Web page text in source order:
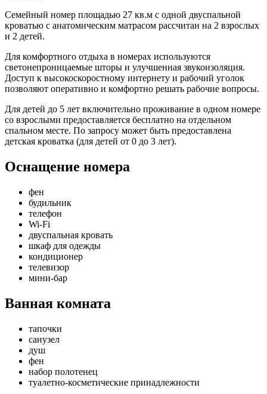
Семейный номер площадью 27 кв.м с одной двуспальной
кроватью с анатомическим матрасом рассчитан на 2 взрослых
и 2 детей.
Для комфортного отдыха в номерах используются
светонепроницаемые шторы и улучшенная звукоизоляция.
Доступ к высокоскоростному интернету и рабочий уголок
позволяют оперативно и комфортно решать рабочие вопросы.
Для детей до 5 лет включительно проживание в одном номере
со взрослыми предоставляется бесплатно на отдельном
спальном месте. По запросу может быть предоставлена
детская кроватка (для детей от 0 до 3 лет).
Оснащение номера
фен
будильник
телефон
Wi-Fi
двуспальная кровать
шкаф для одежды
кондиционер
телевизор
мини-бар
Ванная комната
тапочки
санузел
душ
фен
набор полотенец
туалетно-косметические принадлежности